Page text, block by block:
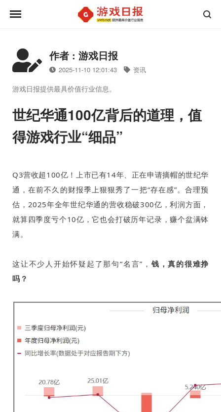
作者 : 游戏日报
2025-11-10 12:01:43 资讯
游戏日报提供最具价值行业信息。
世纪华通100亿背后的道理，值
得游戏行业“细品”
Q3营收超 100亿！上市已有14年、正在申请摘帽的世纪华
通，在前不久的财报季上狠狠秀了一把“存在感”。合理预
估， 2025年全年世纪华通的营收稳破300亿，利润方面，
就算四季度亏个10亿，它也会打破历年记录，赚个盆满钵
满。
这让不少人开始怀疑起了那句“名言”， 钱，真的很难挣
吗？